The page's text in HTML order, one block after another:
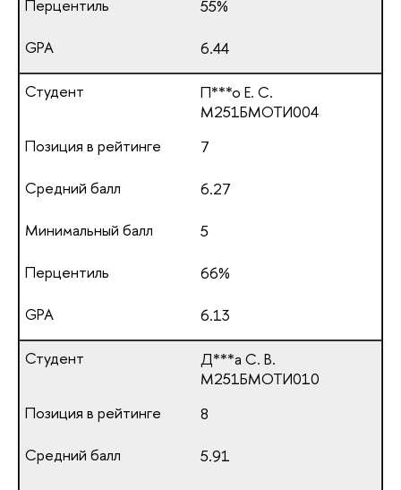
55%
6.44
П***о Е. С.
М251БМОТИ004
7
6.27
5
66%
6.13
Д***а С. В.
М251БМОТИ010
8
5.91